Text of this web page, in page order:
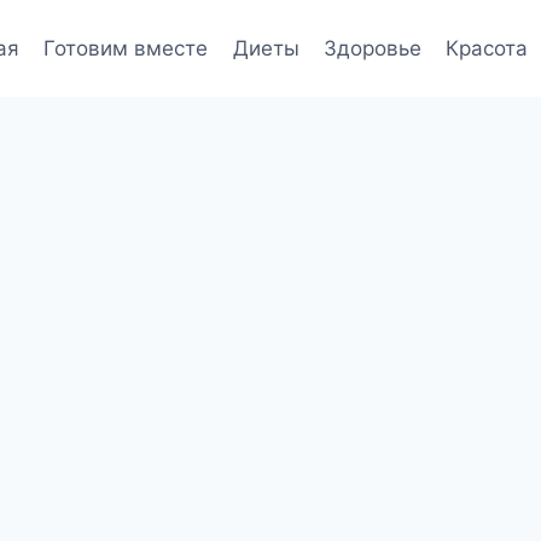
Готовим вместе Диеты Здоровье Красота